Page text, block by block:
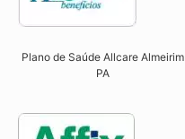
Plano de Saúde Allcare Almeirim
PA​